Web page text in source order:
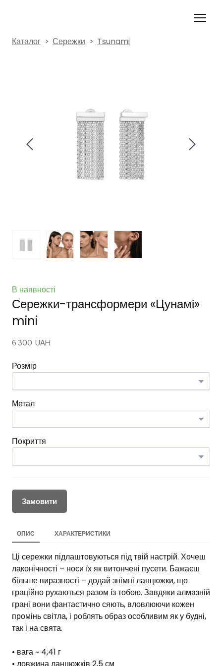
Каталог Сережки Tsunami
В наявності
Сережки-трансформери «Цунамі»
mini
6 300  UAH
Розмір
Метал
Покриття
Замовити
ОПИС ХАРАКТЕРИСТИКИ
Ці сережки підлаштовуються під твій настрій. Хочеш
лаконічності – носи їх як витончені пусети. Бажаєш
більше виразності – додай знімні ланцюжки, що
граційно рухаються разом із тобою. Завдяки алмазній
грані вони фантастично сяють, вловлюючи кожен
промінь світла, і роблять образ особливим як у будні,
так і на свята.
• вага ~ 4,41 г
• довжина ланцюжків 2,5 см